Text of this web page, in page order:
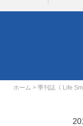
ホーム > 季刊誌《 Life